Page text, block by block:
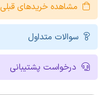
مشاهده خریدهای قبلی
سوالات متداول
درخواست پشتیبانی